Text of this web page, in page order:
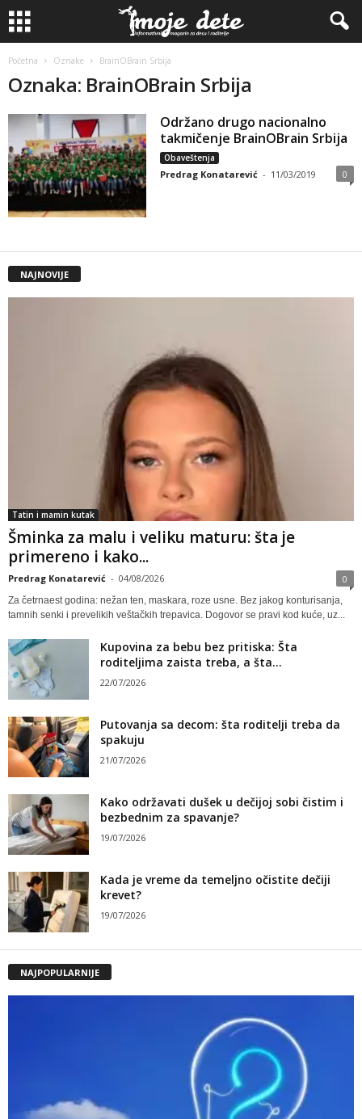
Početna Oznake BrainOBrain Srbija
Oznaka: BrainOBrain Srbija
Održano drugo nacionalno
takmičenje BrainOBrain Srbija
Obaveštenja
Predrag Konatarević - 11/03/2019 0
NAJNOVIJE
Tatin i mamin kutak
Šminka za malu i veliku maturu: šta je
primereno i kako...
Predrag Konatarević - 04/08/2026 0
Za četrnaest godina: nežan ten, maskara, roze usne. Bez jakog konturisanja,
tamnih senki i prevelikih veštačkih trepavica. Dogovor se pravi kod kuće, uz...
Kupovina za bebu bez pritiska: Šta
roditeljima zaista treba, a šta...
22/07/2026
Putovanja sa decom: šta roditelji treba da
spakuju
21/07/2026
Kako održavati dušek u dečijoj sobi čistim i
bezbednim za spavanje?
19/07/2026
Kada je vreme da temeljno očistite dečiji
krevet?
19/07/2026
NAJPOPULARNIJE